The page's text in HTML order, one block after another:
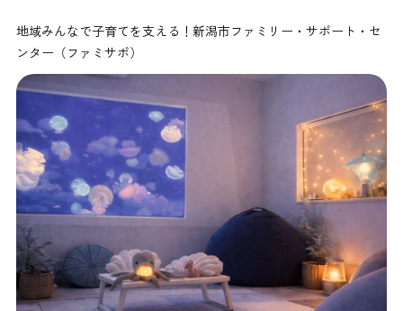
地域みんなで子育てを支える！新潟市ファミリー・サポート・セ
ンター（ファミサポ）